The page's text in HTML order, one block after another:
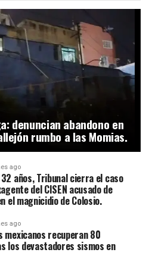
denuncian abandono en
rumbo a las Momias.
ago
años, Tribunal cierra el caso
del CISEN acusado de
el magnicidio de Colosio.
ago
recuperan 80
los devastadores sismos en